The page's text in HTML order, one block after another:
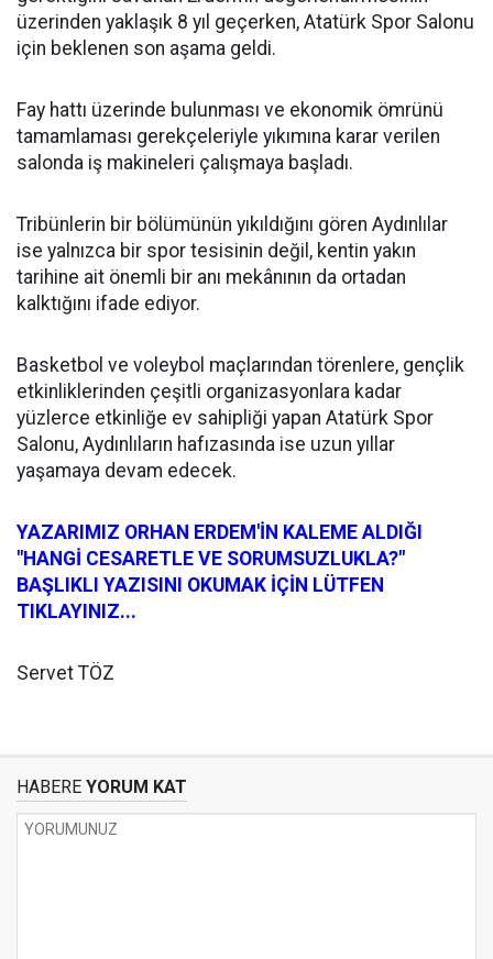
üzerinden yaklaşık 8 yıl geçerken, Atatürk Spor Salonu
için beklenen son aşama geldi.
Fay hattı üzerinde bulunması ve ekonomik ömrünü
tamamlaması gerekçeleriyle yıkımına karar verilen
salonda iş makineleri çalışmaya başladı.
Tribünlerin bir bölümünün yıkıldığını gören Aydınlılar
ise yalnızca bir spor tesisinin değil, kentin yakın
tarihine ait önemli bir anı mekânının da ortadan
kalktığını ifade ediyor.
Basketbol ve voleybol maçlarından törenlere, gençlik
etkinliklerinden çeşitli organizasyonlara kadar
yüzlerce etkinliğe ev sahipliği yapan Atatürk Spor
Salonu, Aydınlıların hafızasında ise uzun yıllar
yaşamaya devam edecek.
YAZARIMIZ ORHAN ERDEM'İN KALEME ALDIĞI
"HANGİ CESARETLE VE SORUMSUZLUKLA?"
BAŞLIKLI YAZISINI OKUMAK İÇİN LÜTFEN
TIKLAYINIZ...
Servet TÖZ
HABERE YORUM KAT